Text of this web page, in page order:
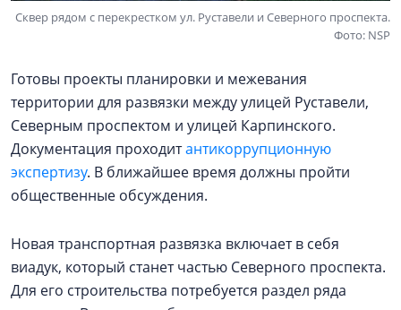
Сквер рядом с перекрестком ул. Руставели и Северного проспекта.
Фото: NSP
Готовы проекты планировки и межевания
территории для развязки между улицей Руставели,
Северным проспектом и улицей Карпинского.
Документация проходитантикоррупционную
экспертизу. В ближайшее время должны пройти
общественные обсуждения.
Новая транспортная развязка включает в себя
виадук, который станет частью Северного проспекта.
Для его строительства потребуется раздел ряда